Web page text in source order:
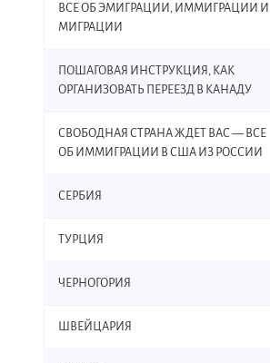
ВСЕ ОБ ЭМИГРАЦИИ, ИММИГРАЦИИ И
МИГРАЦИИ
ПОШАГОВАЯ ИНСТРУКЦИЯ, КАК
ОРГАНИЗОВАТЬ ПЕРЕЕЗД В КАНАДУ
СВОБОДНАЯ СТРАНА ЖДЕТ ВАС — ВСЕ
ОБ ИММИГРАЦИИ В США ИЗ РОССИИ
СЕРБИЯ
ТУРЦИЯ
ЧЕРНОГОРИЯ
ШВЕЙЦАРИЯ